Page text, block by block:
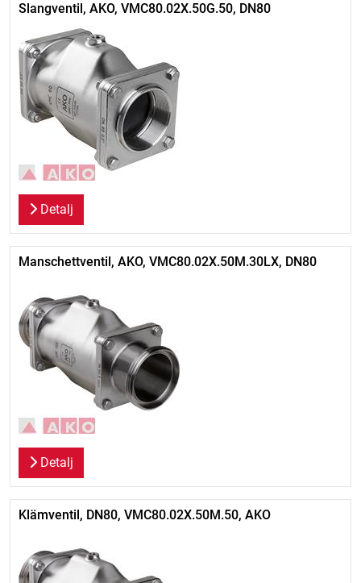
Slangventil, AKO, VMC80.02X.50G.50, DN80
Detalj
Manschettventil, AKO, VMC80.02X.50M.30LX, DN80
Detalj
Klämventil, DN80, VMC80.02X.50M.50, AKO